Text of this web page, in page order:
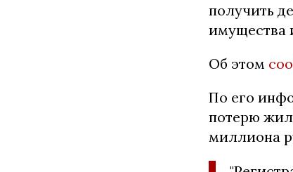
получить
имущества
Об этом
По его
потерю
миллиона